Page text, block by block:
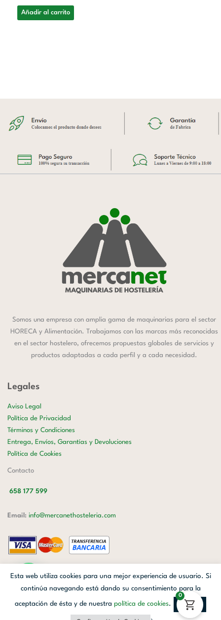
Añadir al carrito
Somos una empresa con amplia gama de maquinarias para el sector
HORECA y Alimentación. Trabajamos con las marcas más reconocidas
en el sector hostelero, ofrecemos propuestas globales de servicios y
productos adaptadas a cada perfil y a cada necesidad.
Legales
Aviso Legal
Política de Privacidad
Términos y Condiciones
Entrega, Envíos, Garantías y Devoluciones
Política de Cookies
Contacto
658 177 599
Email: info@mercanethosteleria.com
Mercanet © 2026.| Diseñado porAvanzada Digital| Webmaster
Facebook Linkedin Instagram
Esta web utiliza cookies para una mejor experiencia de usuario. Si
continúa navegando está dando su consentimiento para la
aceptación de ésta y de nuestra política de cookies. Aceptar
0